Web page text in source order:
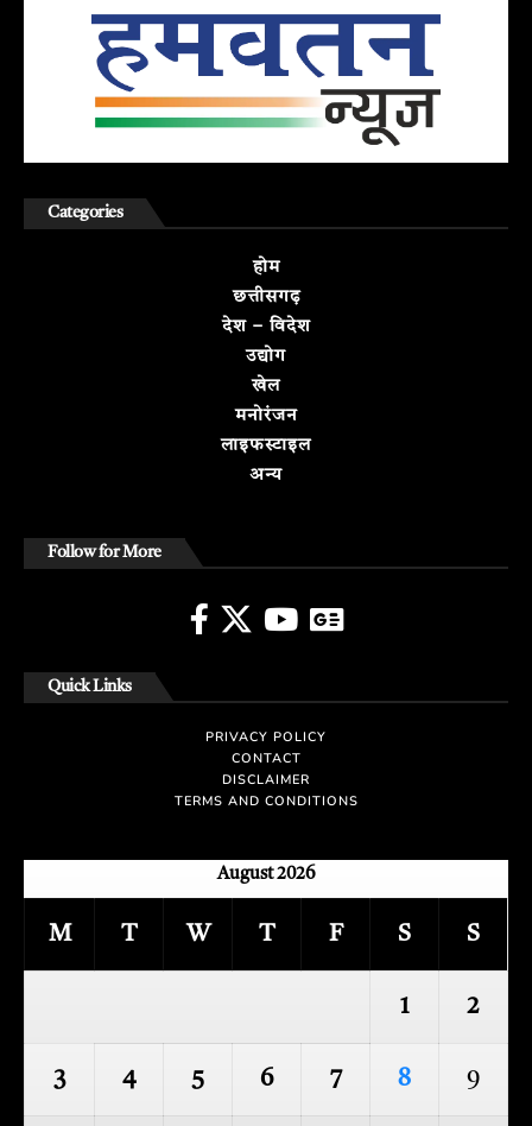
Categories
होम
छत्तीसगढ़
देश – विदेश
उद्योग
खेल
मनोरंजन
लाइफस्टाइल
अन्य
Follow for More
Quick Links
PRIVACY POLICY
CONTACT
DISCLAIMER
TERMS AND CONDITIONS
August 2026
M T W T F S S
1 2
3 4 5 6 7 8 9